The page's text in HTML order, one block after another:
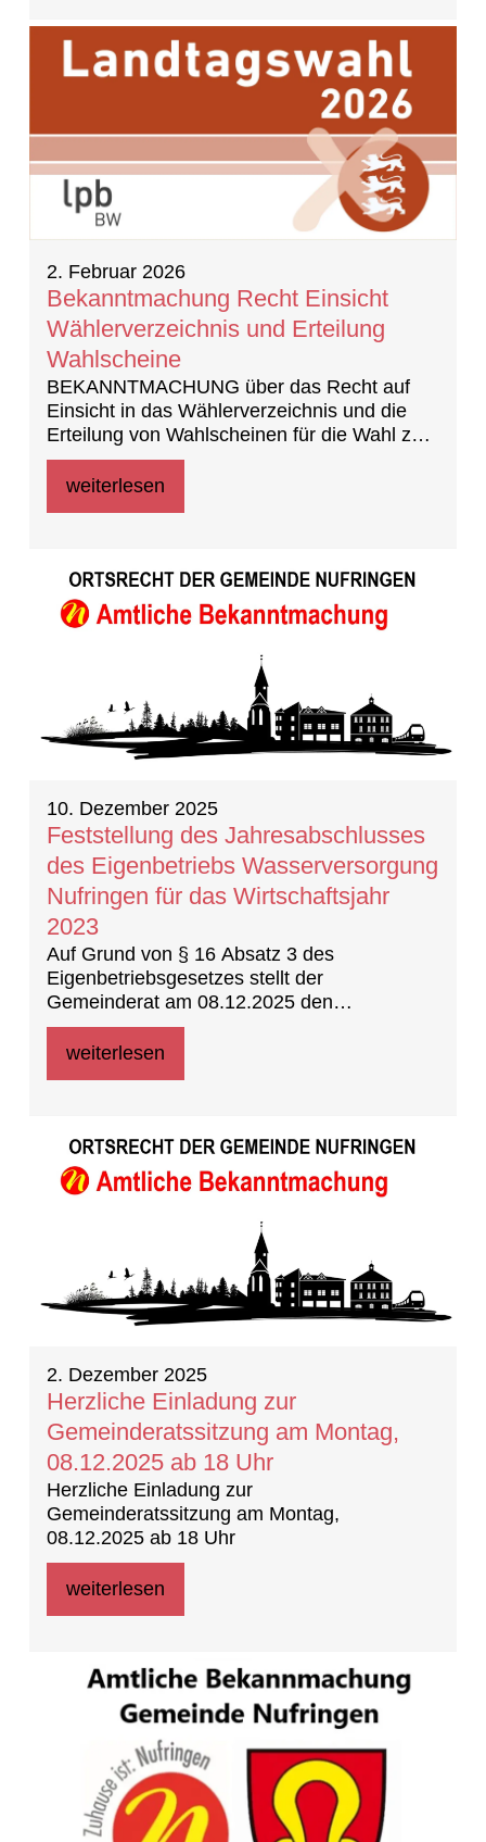
2. Februar 2026
Bekanntmachung Recht Einsicht
Wählerverzeichnis und Erteilung
Wahlscheine
BEKANNTMACHUNG über das Recht auf
Einsicht in das Wählerverzeichnis und die
Erteilung von Wahlscheinen für die Wahl zum
Landtag am 8. März 2026
weiterlesen
10. Dezember 2025
Feststellung des Jahresabschlusses
des Eigenbetriebs Wasserversorgung
Nufringen für das Wirtschaftsjahr
2023
Auf Grund von § 16 Absatz 3 des
Eigenbetriebsgesetzes stellt der
Gemeinderat am 08.12.2025 den
Jahresabschluss des Eigenbetriebes
Wasserversorgung Nufringen für das Jahr
weiterlesen
2. Dezember 2025
Herzliche Einladung zur
Gemeinderatssitzung am Montag,
08.12.2025 ab 18 Uhr
Herzliche Einladung zur
Gemeinderatssitzung am Montag,
08.12.2025 ab 18 Uhr
weiterlesen